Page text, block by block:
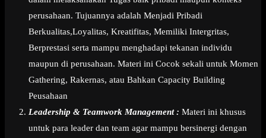
perusahaan. Tujuannya adalah Menjadi Pribadi
Berkualitas,Loyalitas, Kreatifitas, Memiliki Intergritas,
Berprestasi serta mampu menghadapi tekanan individu
maupun di perusahaan. Materi ini Cocok sekali untuk Momen
Gathering, Rakernas, atau Bahkan Capacity Building
Peusahaan
Leadership & Teamwork Management : Materi ini khusus
untuk para leader dan team agar mampu bersinergi dengan